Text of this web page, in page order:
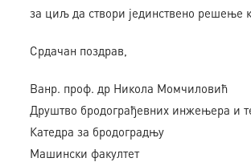
за циљ да створи јединствено решење
Срдачан поздрав,
Ванр. проф. др Никола Момчиловић
Друштво бродограђевних инжењера и
Катедра за бродоградњу
Машински факултет